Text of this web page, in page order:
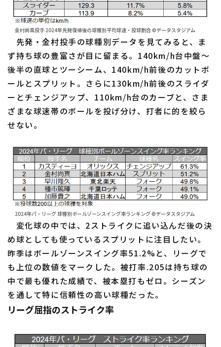
特定商取引法の表示 アルバイト募集 （別ウィンドウで開く
金村尚真投手 2024年先発復帰後の球種別平均球速・投球割合 ©データスタジアム
先発・金村投手の球種別データを見てみると、ま
ず持ち球の豊富さが目に留まる。140km/h台中盤～
後半の直球とツーシーム、140km/h前後のカットボ
ールとスプリット。さらに130km/h前後のスライダ
ーとチェンジアップ、110km/h台のカーブと、さま
ざまな球速帯のボールを投げ分け、打者に的を絞ら
せない。
2024年パ・リーグ 球種別ボールゾーンスイング率ランキング ©データスタジアム
変化球の中では、2ストライクに追い込んだ後の決
め球としても使っているスプリットに注目したい。
昨季はボールゾーンスイング率51.2%と、リーグで
も上位の数値をマークした。被打率.205は持ち球の
中で最も優れた成績で、被本塁打もゼロ。シーズン
を通して特に信頼性の高い球種だった。
リーグ屈指のストライク率